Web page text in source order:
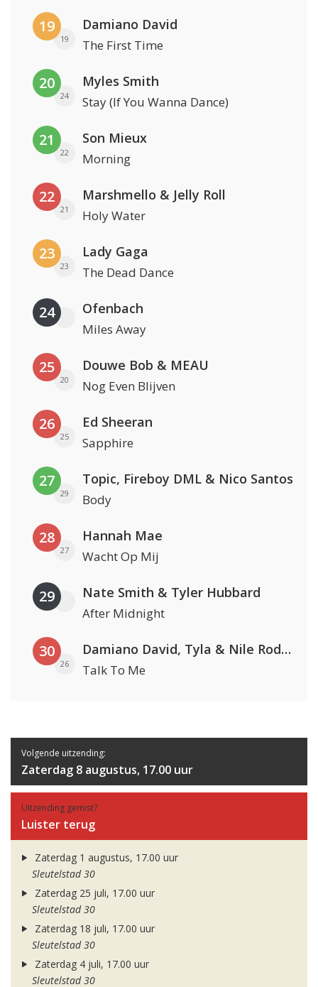
19
19
Damiano David
The First Time
20
24
Myles Smith
Stay (If You Wanna Dance)
21
22
Son Mieux
Morning
22
21
Marshmello & Jelly Roll
Holy Water
23
23
Lady Gaga
The Dead Dance
24 Ofenbach
Miles Away
25
20
Douwe Bob & MEAU
Nog Even Blijven
26
25
Ed Sheeran
Sapphire
27
29
Topic, Fireboy DML & Nico Santos
Body
28
27
Hannah Mae
Wacht Op Mij
29 Nate Smith & Tyler Hubbard
After Midnight
30
26
Damiano David, Tyla & Nile Rodgers
Talk To Me
Volgende uitzending:
Zaterdag 8 augustus, 17.00 uur
Uitzending gemist?
Luister terug
Zaterdag 1 augustus, 17.00 uur
Sleutelstad 30
Zaterdag 25 juli, 17.00 uur
Sleutelstad 30
Zaterdag 18 juli, 17.00 uur
Sleutelstad 30
Zaterdag 4 juli, 17.00 uur
Sleutelstad 30